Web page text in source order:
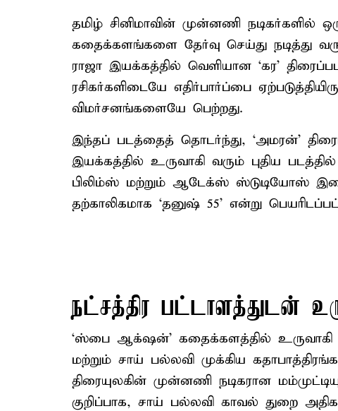
தமிழ் சினிமாவின் முன்னணி நடிகர்களில்
கதைக்களங்களை தேர்வு செய்து நடித்து
ராஜா இயக்கத்தில் வெளியான ‘கர’
ரசிகர்களிடையே எதிர்பார்ப்பை
விமர்சனங்களையே பெற்றது.
இந்தப் படத்தைத் தொடர்ந்து, ‘அமரன்’
இயக்கத்தில் உருவாகி வரும் புதிய
பிலிம்ஸ் மற்றும் ஆடேக்ஸ் ஸ்டுடியோஸ்
தற்காலிகமாக ‘தனுஷ் 55’ என்று
நட்சத்திர பட்டாளத்துடன்
‘ஸ்பை ஆக்‌ஷன்’ கதைக்களத்தில் உருவாகி
மற்றும் சாய் பல்லவி முக்கிய
திரையுலகின் முன்னணி நடிகரான
குறிப்பாக, சாய் பல்லவி காவல் துறை